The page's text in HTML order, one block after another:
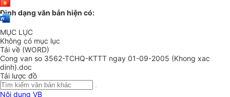
Định dạng văn bản hiện có:
MỤC LỤC
Không có mục lục
Tải về (WORD)
Cong van so 3562-TCHQ-KTTT ngay 01-09-2005 (Khong xac
dinh).doc
Tải lược đồ
Nội dung VB